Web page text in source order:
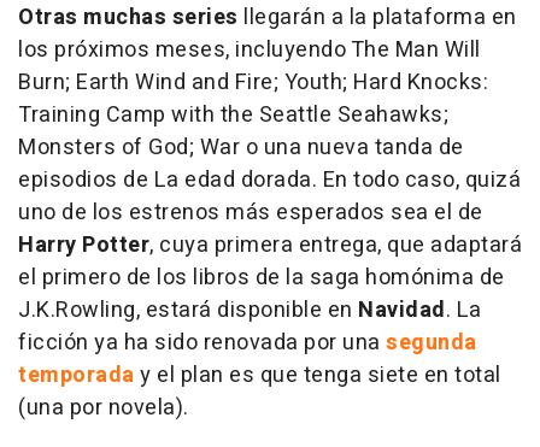
Otras muchas series llegarán a la plataforma en
los próximos meses, incluyendo The Man Will
Burn; Earth Wind and Fire; Youth; Hard Knocks:
Training Camp with the Seattle Seahawks;
Monsters of God; War o una nueva tanda de
episodios de La edad dorada. En todo caso, quizá
uno de los estrenos más esperados sea el de
Harry Potter, cuya primera entrega, que adaptará
el primero de los libros de la saga homónima de
J.K.Rowling, estará disponible en Navidad. La
ficción ya ha sido renovada por una segunda
temporaday el plan es que tenga siete en total
(una por novela).